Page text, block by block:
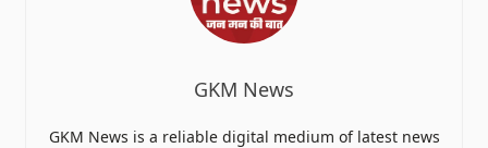
GKM News
GKM News is a reliable digital medium of latest news